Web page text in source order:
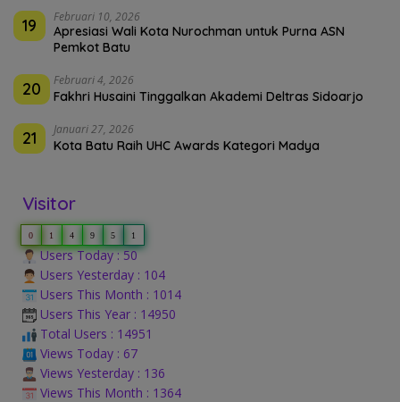
19 Februari 10, 2026
Apresiasi Wali Kota Nurochman untuk Purna ASN
Pemkot Batu
20 Februari 4, 2026
Fakhri Husaini Tinggalkan Akademi Deltras Sidoarjo
21 Januari 27, 2026
Kota Batu Raih UHC Awards Kategori Madya
Visitor
0 1 4 9 5 1
Users Today : 50
Users Yesterday : 104
Users This Month : 1014
Users This Year : 14950
Total Users : 14951
Views Today : 67
Views Yesterday : 136
Views This Month : 1364